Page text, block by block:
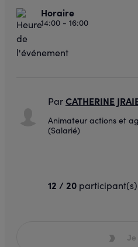
Horaire
14:00 - 16:00
ParCATHERINE
Animateur actions et
(Salarié)
12 / 20 participant(s)